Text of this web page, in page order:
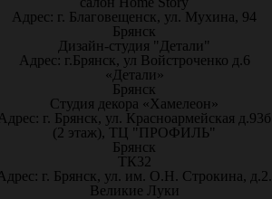
Адрес: г. Благовещенск, ул. Мухина, 94
Брянск
Дизайн-студия "Детали"
Адрес: г.Брянск, ул Войстроченко д.6
«Детали»
Брянск
Студия декора «Хамелеон»
г. Брянск, ул. Красноармейская д.93б
(2 этаж), ТЦ "ПРОФИЛЬ"
Брянск
ТК32
г. Брянск, ул. им. О.Н. Строкина, д.2.
Великие Луки